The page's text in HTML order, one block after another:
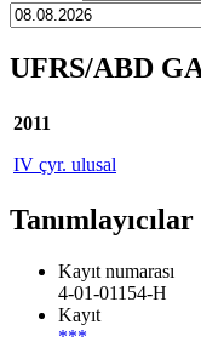
UFRS/ABD
2011
IV çyr. ulusal
Tanımlayıcılar
Kayıt numarası
4-01-01154-H
Kayıt
***